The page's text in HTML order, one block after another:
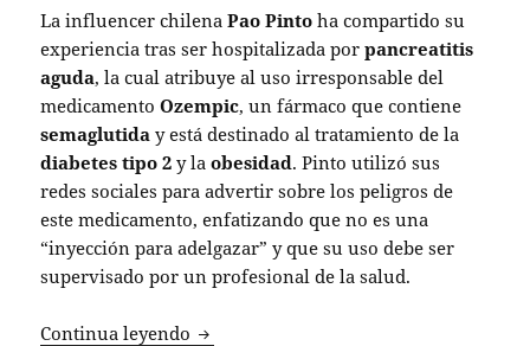
La influencer chilenaPao Pinto ha compartido su
experiencia tras ser hospitalizada porpancreatitis
aguda, la cual atribuye al uso irresponsable del
medicamentoOzempic, un fármaco que contiene
semaglutida y está destinado al tratamiento de la
diabetes tipo 2 y laobesidad. Pinto utilizó sus
redes sociales para advertir sobre los peligros de
este medicamento, enfatizando que no es una
“inyección para adelgazar” y que su uso debe ser
supervisado por un profesional de la salud.
Continua leyendo Influencer chilena advierte sobre